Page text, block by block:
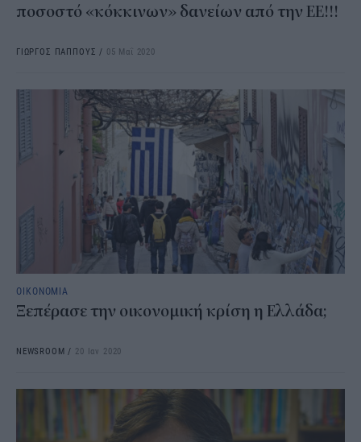
ποσοστό «κόκκινων» δανείων από την ΕΕ!!!
ΓΙΩΡΓΟΣ ΠΑΠΠΟΥΣ / 05 Μαΐ 2020
ΟΙΚΟΝΟΜΙΑ
Ξεπέρασε την οικονομική κρίση η Ελλάδα;
NEWSROOM / 20 Ιαν 2020